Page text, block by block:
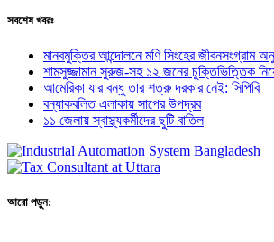
সবশেষ খবরঃ
মানবমুক্তির আন্দোলনে মণি সিংহের জীবনসংগ্রাম
শামসুজ্জামান সুরুজ-সহ ১২ জনের চুক্তিভিত্তিক
আমেরিকা যার বন্ধু তার শত্রু দরকার নেই: সিপিবি
বন্যাকবলিত এলাকায় সাপের উপদ্রব
১১ জেলায় স্বাস্থ্যকর্মীদের ছুটি বাতিল
আরো পড়ুন: